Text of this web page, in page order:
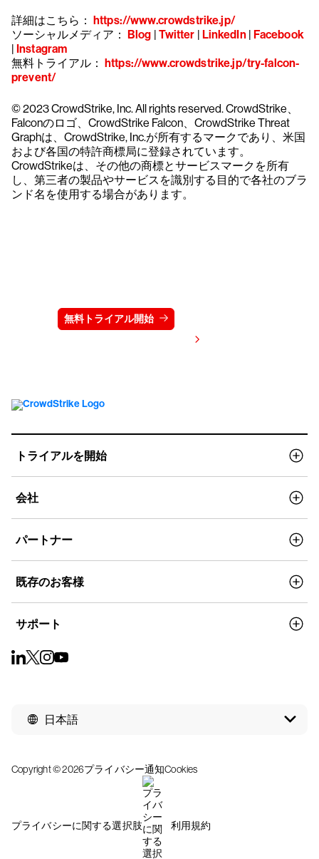
詳細はこちら： https://www.crowdstrike.jp/
ソーシャルメディア： Blog | Twitter | LinkedIn| Facebook
| Instagram
無料トライアル： https://www.crowdstrike.jp/try-falcon-
prevent/
© 2023 CrowdStrike, Inc. All rights reserved. CrowdStrike、
Falconのロゴ、CrowdStrike Falcon、CrowdStrike Threat
Graphは、CrowdStrike, Inc.が所有するマークであり、米国
および各国の特許商標局に登録されています。
CrowdStrikeは、その他の商標とサービスマークを所有
し、第三者の製品やサービスを識別する目的で各社のブラ
ンド名を使用する場合があります。
無料トライアル開始
トライアルを開始
会社
パートナー
既存のお客様
サポート
日本語
Copyright © 2026プライバシー通知Cookies
プライバシーに関する選択肢 利用規約